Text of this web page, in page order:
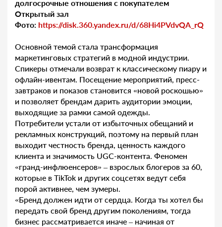
долгосрочные отношения с покупателем
Открытый зал
Фото: https://disk.360.yandex.ru/d/68Hi4PVdvQA_rQ
Основной темой стала трансформация
маркетинговых стратегий в модной индустрии.
Спикеры отмечали возврат к классическому пиару и
офлайн-ивентам. Посещение мероприятий, пресс-
завтраков и показов становится «новой роскошью»
и позволяет брендам дарить аудитории эмоции,
выходящие за рамки самой одежды.
Потребители устали от избыточных обещаний и
рекламных конструкций, поэтому на первый план
выходит честность бренда, ценность каждого
клиента и значимость UGC-контента. Феномен
«гранд-инфлюенсеров» – взрослых блогеров за 60,
которые в TikTok и других соцсетях ведут себя
порой активнее, чем зумеры.
«Бренд должен идти от сердца. Когда ты хотел бы
передать свой бренд другим поколениям, тогда
бизнес рассматривается иначе – начиная от